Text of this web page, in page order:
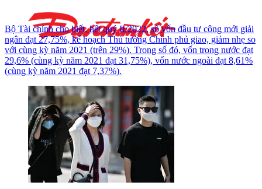
Bộ Tài chính cho biết, hết quý II/2022, số vốn đầu tư công mới giải
ngân đạt 27,75%, kế hoạch Thủ tướng Chính phủ giao, giảm nhẹ so
với cùng kỳ năm 2021 (trên 29%). Trong số đó, vốn trong nước đạt
29,6% (cùng kỳ năm 2021 đạt 31,75%), vốn nước ngoài đạt 8,61%
(cùng kỳ năm 2021 đạt 7,37%).